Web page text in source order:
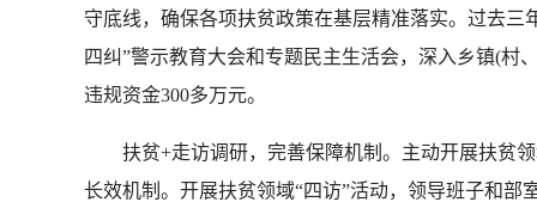
守底线，确保各项扶贫政策在基层精准落实。过去三
四纠”警示教育大会和专题民主生活会，深入乡镇(村
违规资金300多万元。
扶贫+走访调研，完善保障机制。主动开展扶贫领
长效机制。开展扶贫领域“四访”活动，领导班子和